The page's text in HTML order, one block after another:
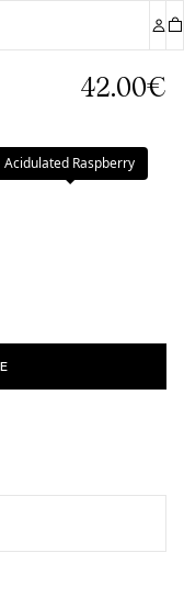
42.00€
Acidulated Raspberry